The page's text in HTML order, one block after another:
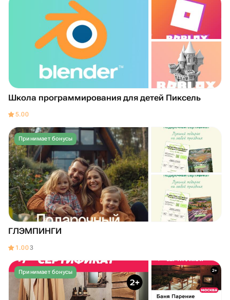
Школа программирования для детей Пиксель
5.00
Принимает бонусы
ГЛЭМПИНГИ
1.003
Принимает бонусы